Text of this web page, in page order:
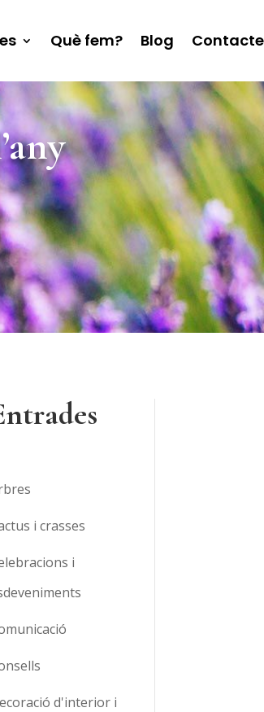
Què fem? Blog Contacte
i crasses
i
d'interior i